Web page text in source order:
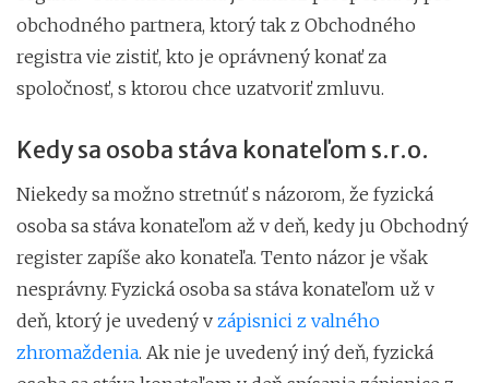
obchodného partnera, ktorý tak z Obchodného
registra vie zistiť, kto je oprávnený konať za
spoločnosť, s ktorou chce uzatvoriť zmluvu.
Kedy sa osoba stáva konateľom s.r.o.
Niekedy sa možno stretnúť s názorom, že fyzická
osoba sa stáva konateľom až v deň, kedy ju Obchodný
register zapíše ako konateľa. Tento názor je však
nesprávny. Fyzická osoba sa stáva konateľom už v
deň, ktorý je uvedený v zápisnici z valného
zhromaždenia. Ak nie je uvedený iný deň, fyzická